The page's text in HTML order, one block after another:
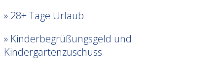
» 28+ Tage Urlaub
» Kinderbegrüßungsgeld und
Kindergartenzuschuss